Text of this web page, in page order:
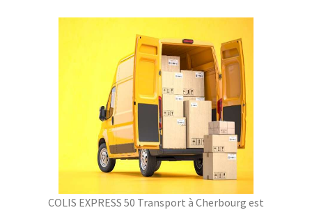
COLIS EXPRESS 50 Transport à Cherbourg est